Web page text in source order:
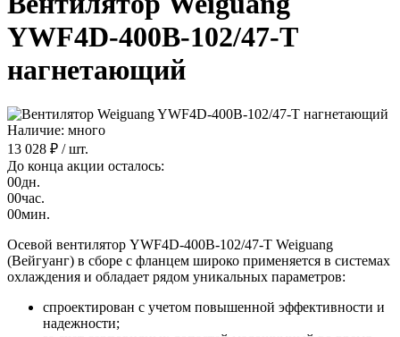
YWF4D-400B-102/47-T
нагнетающий
Наличие: много
13 028 ₽ / шт.
До конца акции осталось:
00дн.
00час.
00мин.
Осевой вентилятор YWF4D-400B-102/47-T Weiguang
(Вейгуанг) в сборе с фланцем широко применяется в системах
охлаждения и обладает рядом уникальных параметров:
спроектирован с учетом повышенной эффективности и
надежности;